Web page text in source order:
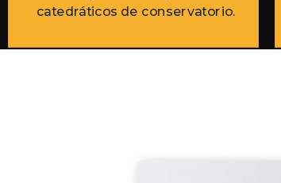
catedráticos de conservatorio.